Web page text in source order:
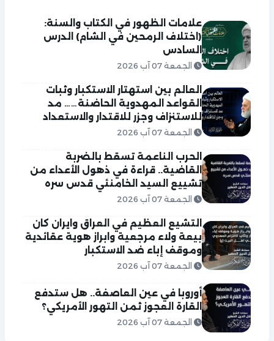
علامات الظهور في الكتاب والسنة:
(اختلاف الرمحين في الشام) الدرس
السادس
الجمعة 07 آب 2026
العالم بين استهتار الاستكبار وثبات
القواعد المهدوية الحاضنة…… مد
للاستنزاف وجزر للاقتدار والاستعداد
الجمعة 07 آب 2026
الحرب الناعمة تسقط بالضربة
القاضية.. قراءة في ذهول الأعداء من
تشييع السيد الخامنئي قدس سره
الجمعة 07 آب 2026
التشيع العظيم في العراق وايران كان
بيعة ولاء مرجعية وابراز هوية عقائدية
وموقف إباء ضد الاستكبار
الجمعة 07 آب 2026
أوروبا في عين العاصفة.. هل ستدفع
القارة العجوز ثمن التهور الأمريكي؟
الجمعة 07 آب 2026